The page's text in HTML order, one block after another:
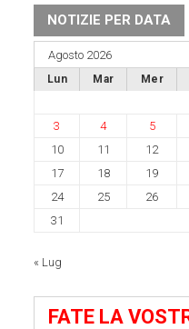
NOTIZIE PER DATA
Agosto 2026
Lun Mar Mer
3
4 5
10
11 12
17
18 19
24
25 26
31
« Lug
FATE LA